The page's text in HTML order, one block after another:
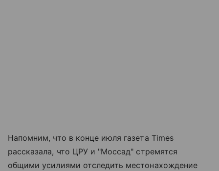
Напомним, что в конце июля газета Times
рассказала, что ЦРУ и "Моссад" стремятся
общими усилиями отследить местонахождение